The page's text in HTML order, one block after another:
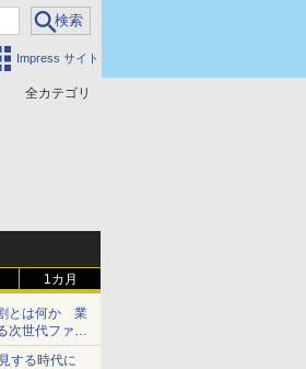
Impress サイト
全カテゴリ
1カ月
とは何か 業
次世代ファイ
する時代に